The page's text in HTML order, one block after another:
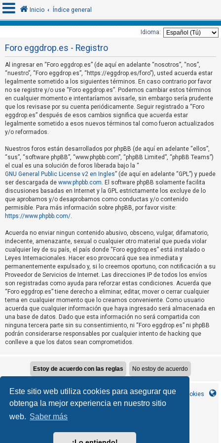
Este sitio web utiliza cookies para asegurar que
obtenga la mejor experiencia en nuestro sitio
web. Saber más
I
d
e
n
t
i
f
i
c
a
r
s
e
e
m
a
s
s
i
n
r
e
s
s
t
a
Inicio Índice general
Idioma:
Foro eggdrop.es - Registro
Al ingresar en “Foro eggdrop.es” (de aquí en adelante “nosotros”, “nos”,
“nuestro”, “Foro eggdrop.es”, “https://eggdrop.es/foro”), usted acuerda estar
legalmente sometido a los siguientes términos. En caso contrario por favor
no se registre y/o use “Foro eggdrop.es”. Podemos cambiar estos términos
en cualquier momento e intentaríamos avisarle, sin embargo sería prudente
que los revisase por su cuenta periódicamente. Seguir registrado a “Foro
eggdrop.es” después de esos cambios significa que acuerda estar
legalmente sometido a esos nuevos términos tal como fueron actualizados
y/o reformados.
Nuestros foros están desarrollados por phpBB (de aquí en adelante “ellos”,
“sus”, “software phpBB”, “www.phpbb.com”, “phpBB Limited”, “phpBB Teams”)
el cual es una solución de foros liberada bajo la “
GNU General Public License v2 en Ingles” (de aquí en adelante “GPL”) y puede
ser descargada de www.phpbb.com. El software phpBB solamente facilita
discusiones basadas en Internet y la GPL estrictamente los excluye de lo
que aprobamos y/o desaprobamos como conductas y/o contenido
permisible. Para más información sobre phpBB, por favor visite:
https://www.phpbb.com/.
Acuerda no enviar ningun contenido abusivo, obsceno, vulgar, difamatorio,
indecente, amenazante, sexual o cualquier otro material que pueda violar
cualquier ley de su país, el país donde “Foro eggdrop.es” está instalado o
Leyes Internacionales. Hacer eso provocará que sea inmediata y
permanentemente expulsado y, si lo creemos oportuno, con notificación a su
Proveedor de Servicios de Internet. Las direcciones IP de todos los envíos
son registradas como ayuda para reforzar estas condiciones. Acuerda que
“Foro eggdrop.es” tiene derecho a eliminar, editar, mover o cerrar cualquier
tema en cualquier momento que lo creamos conveniente. Como usuario
acuerda que cualquier información que haya ingresado será almacenada en
una base de datos. Dado que esta información no será compartida con
ninguna tercera parte sin su consentimiento, ni “Foro eggdrop.es” ni phpBB
podrán considerarse responsables por cualquier intento de hacking que
conlleve a que los datos sean comprometidos.
Inicio Índice general Borrar cookies
Contáctanos
Desarrollado porphpBB® Forum Software © phpBB Limited